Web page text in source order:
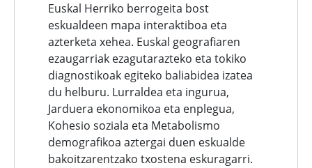
Euskal Herriko berrogeita bost
eskualdeen mapa interaktiboa eta
azterketa xehea. Euskal geografiaren
ezaugarriak ezagutarazteko eta tokiko
diagnostikoak egiteko baliabidea izatea
du helburu. Lurraldea eta ingurua,
Jarduera ekonomikoa eta enplegua,
Kohesio soziala eta Metabolismo
demografikoa aztergai duen eskualde
bakoitzarentzako txostena eskuragarri.